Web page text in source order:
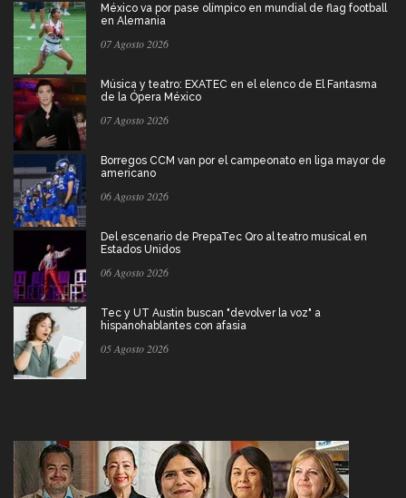
México va por pase olímpico en mundial de flag football
en Alemania
07 Agosto 2026
Música y teatro: EXATEC en el elenco de El Fantasma
de la Ópera México
07 Agosto 2026
Borregos CCM van por el campeonato en liga mayor de
americano
06 Agosto 2026
Del escenario de PrepaTec Qro al teatro musical en
Estados Unidos
06 Agosto 2026
Tec y UT Austin buscan "devolver la voz" a
hispanohablantes con afasia
05 Agosto 2026